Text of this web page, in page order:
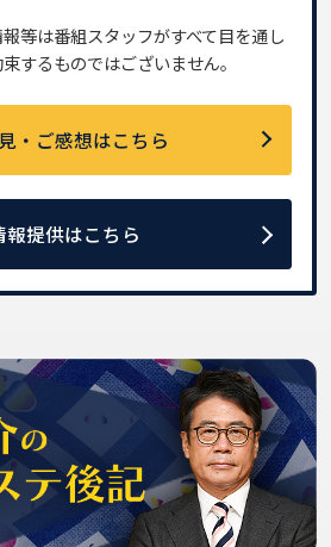
等は番組スタッフがすべて目を通し
するものではございません。
・ご感想はこちら
報提供はこちら